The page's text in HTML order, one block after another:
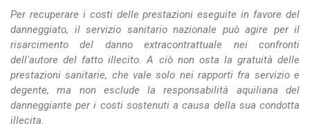
Per recuperare i costi delle prestazioni eseguite in favore del
danneggiato, il servizio sanitario nazionale può agire per il
risarcimento del danno extracontrattuale nei confronti
dell'autore del fatto illecito. A ciò non osta la gratuità delle
prestazioni sanitarie, che vale solo nei rapporti fra servizio e
degente, ma non esclude la responsabilità aquiliana del
danneggiante per i costi sostenuti a causa della sua condotta
illecita.